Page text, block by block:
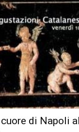
cuore di Napoli